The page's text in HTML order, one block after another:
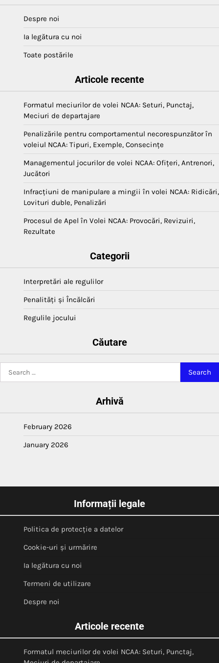
Despre noi
Ia legătura cu noi
Toate postările
Articole recente
Formatul meciurilor de volei NCAA: Seturi, Punctaj,
Meciuri de departajare
Penalizările pentru comportamentul necorespunzător în
voleiul NCAA: Tipuri, Exemple, Consecințe
Managementul jocurilor de volei NCAA: Ofițeri, Antrenori,
Jucători
Infracțiuni de manipulare a mingii în volei NCAA: Ridicări,
Lovituri duble, Penalizări
Procesul de Apel în Volei NCAA: Provocări, Revizuiri,
Rezultate
Categorii
Interpretări ale regulilor
Penalități și Încălcări
Regulile jocului
Căutare
for:
Arhivă
February 2026
January 2026
Informații legale
Politica de protecție a datelor
Cookie-uri și urmărire
Ia legătura cu noi
Termeni de utilizare
Despre noi
Articole recente
Formatul meciurilor de volei NCAA: Seturi, Punctaj,